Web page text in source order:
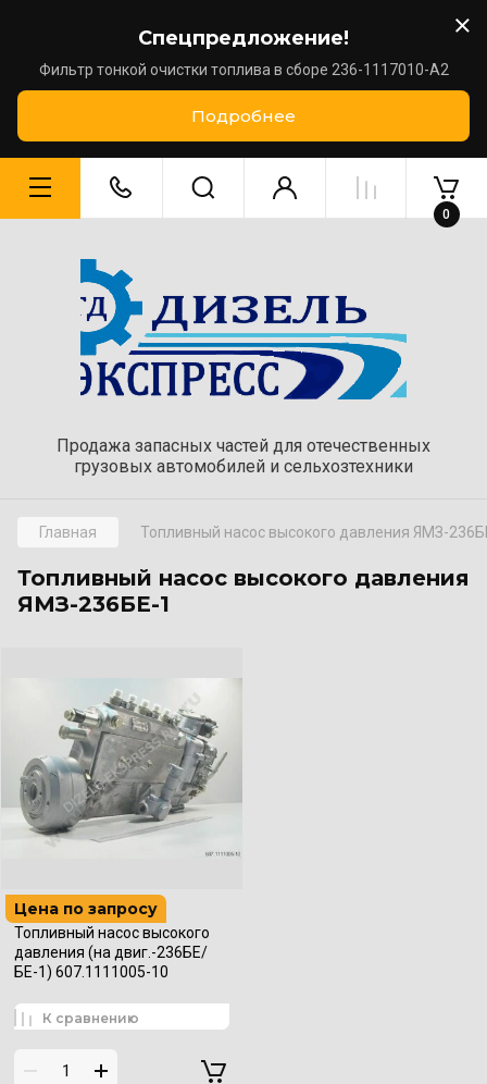
Спецпредложение!
Фильтр тонкой очистки топлива в сборе 236-1117010-А2
Подробнее
Продажа запасных частей для отечественных
грузовых автомобилей и сельхозтехники
0
Главная Топливный насос высокого давления ЯМЗ-
Топливный насос высокого давления
ЯМЗ-236БЕ-1
Цена по запросу
Топливный насос высокого
давления (на двиг.-236БЕ/
БЕ-1) 607.1111005-10
К сравнению